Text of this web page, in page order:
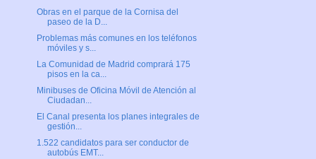
Obras en el parque de la Cornisa del
paseo de la D...
Problemas más comunes en los teléfonos
móviles y s...
La Comunidad de Madrid comprará 175
pisos en la ca...
Minibuses de Oficina Móvil de Atención al
Ciudadan...
El Canal presenta los planes integrales de
gestión...
1.522 candidatos para ser conductor de
autobús EMT...